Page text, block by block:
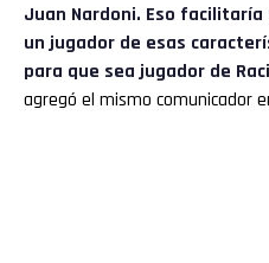
Juan Nardoni. Eso
un jugador de esas
para que sea jugador de
agregó el mismo comunicador